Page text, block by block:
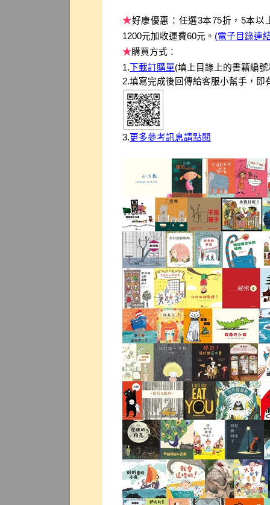
★好康優惠：任選3本75折，5本以
1200元加收運費60元。 (電子目錄連
★購買方式：
1.下載訂購單(填上目錄上的書籍編
2.填寫完成後回傳給客服小幫手，即
3.更多參考訊息請點閱